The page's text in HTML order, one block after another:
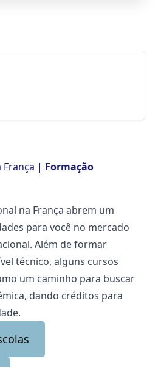
França | Formação
na França abrem um
para você no mercado
Além de formar
técnico, alguns cursos
um caminho para buscar
dando créditos para